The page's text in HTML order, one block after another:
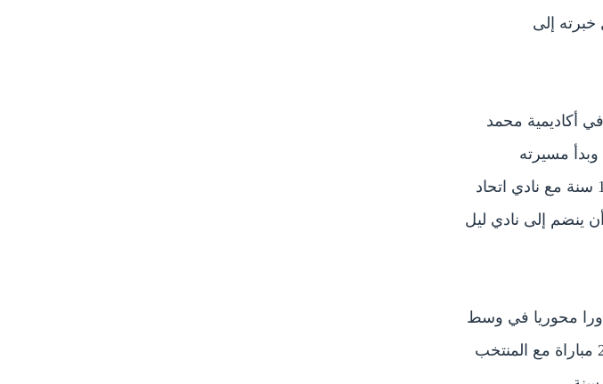
إلى
أكاديمية محمد
مسيرته
الاحترافية في سن 17 سنة مع نادي اتحاد
ينضم إلى نادي ليل
محوريا في وسط
الميدان، وقد خاض 25 مباراة مع المنتخب